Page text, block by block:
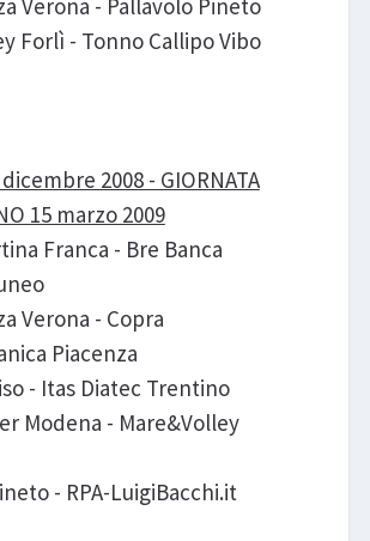
Verona - Pallavolo Pineto
Forlì - Tonno Callipo Vibo
dicembre 2008 - GIORNATA
15 marzo 2009
Franca - Bre Banca
Verona - Copra
Piacenza
- Itas Diatec Trentino
Modena - Mare&Volley
- RPA-LuigiBacchi.it